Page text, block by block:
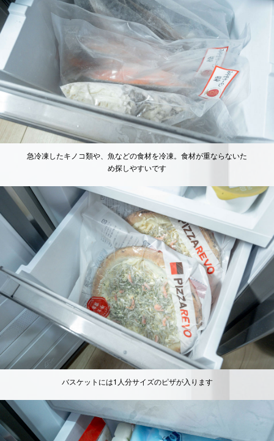
急冷凍したキノコ類や、魚などの食材を冷凍。食材が重ならないた
め探しやすいです
バスケットには1人分サイズのピザが入ります